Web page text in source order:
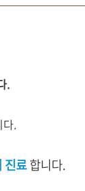
.
.
진료 합니다.